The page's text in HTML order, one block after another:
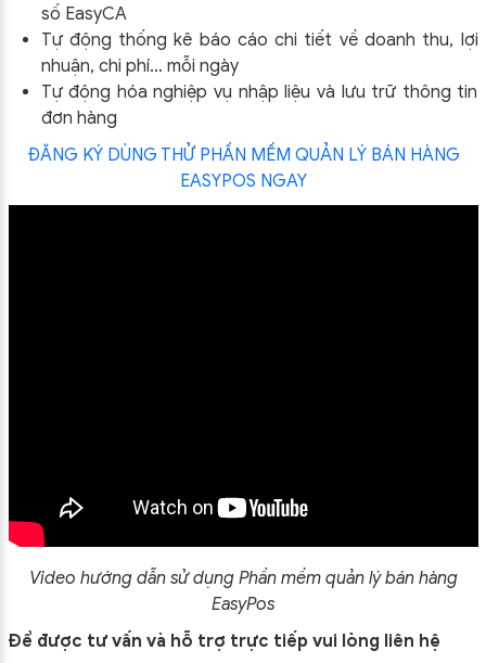
số EasyCA
Tự động thống kê báo cáo chi tiết về doanh thu, lợi
nhuận, chi phí… mỗi ngày
Tự động hóa nghiệp vụ nhập liệu và lưu trữ thông tin
đơn hàng
ĐĂNG KÝ DÙNG THỬ PHẦN MỀM QUẢN LÝ BÁN HÀNG
EASYPOS NGAY
Video hướng dẫn sử dụng Phần mềm quản lý bán hàng
EasyPos
Để được tư vấn và hỗ trợ trực tiếp vui lòng liên hệ